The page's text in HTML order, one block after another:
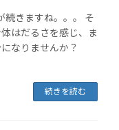
きますね。。。 そ
はだるさを感じ、ま
なりませんか？
続きを読む